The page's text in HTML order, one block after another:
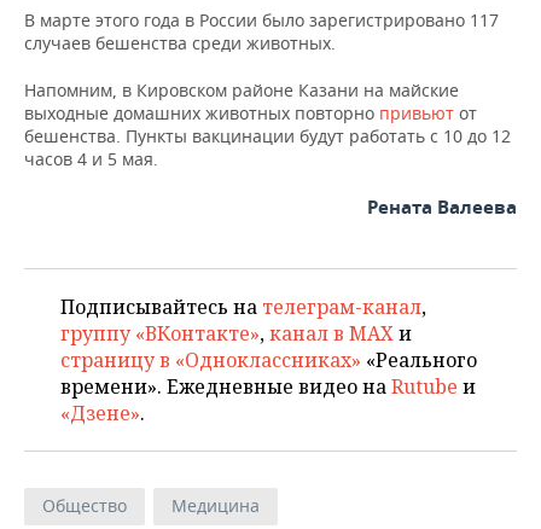
ВОЛЕЙБОЛ
ФИГУРНОЕ КАТАНИЕ
ИСТОРИЯ
МЕДИЦИНА
СПИСОК ПЕРСОН
ПОЛНАЯ ВЕРСИЯ
В марте этого года в России было зарегистрировано 117
случаев бешенства среди животных.
Напомним, в Кировском районе Казани на майские
выходные домашних животных повторно привьют от
бешенства. Пункты вакцинации будут работать с 10 до 12
часов 4 и 5 мая.
Рената Валеева
Подписывайтесь на телеграм-канал,
группу «ВКонтакте»,канал в MAXи
страницу в «Одноклассниках» «Реального
времени». Ежедневные видео наRutube и
«Дзене».
Общество Медицина